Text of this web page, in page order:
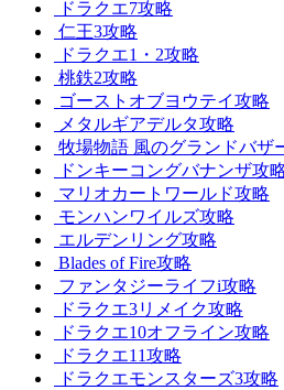
ドラクエ7攻略
仁王3攻略
ドラクエ1・2攻略
桃鉄2攻略
ゴーストオブヨウテイ攻略
メタルギアデルタ攻略
牧場物語 風のグランドバザ
ドンキーコングバナンザ攻
マリオカートワールド攻略
モンハンワイルズ攻略
エルデンリング攻略
Blades of Fire攻略
ファンタジーライフi攻略
ドラクエ3リメイク攻略
ドラクエ10オフライン攻略
ドラクエ11攻略
ドラクエモンスターズ3攻略